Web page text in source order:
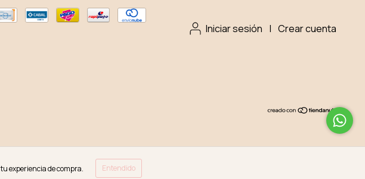
experiencia de compra. Entendido
Iniciar sesión | Crear cuenta